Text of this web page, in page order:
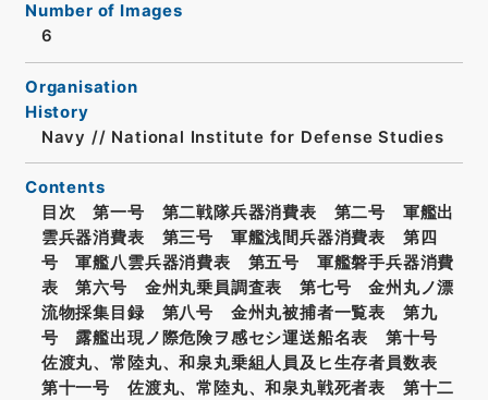
Number of Images
6
Organisation
History
Navy // National Institute for Defense Studies
Contents
目次 第一号 第二戦隊兵器消費表 第二号 軍艦出
雲兵器消費表 第三号 軍艦浅間兵器消費表 第四
号 軍艦八雲兵器消費表 第五号 軍艦磐手兵器消費
表 第六号 金州丸乗員調査表 第七号 金州丸ノ漂
流物採集目録 第八号 金州丸被捕者一覧表 第九
号 露艦出現ノ際危険ヲ感セシ運送船名表 第十号
佐渡丸、常陸丸、和泉丸乗組人員及ヒ生存者員数表
第十一号 佐渡丸、常陸丸、和泉丸戦死者表 第十二